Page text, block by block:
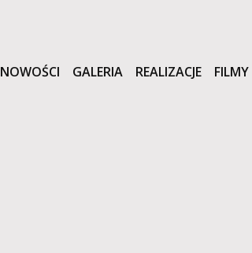
NOWOŚCI GALERIA REALIZACJE FILMY